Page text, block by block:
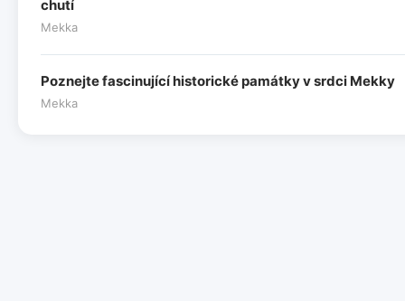
chutí
Mekka
Poznejte fascinující historické památky v srdci Mekky
Mekka